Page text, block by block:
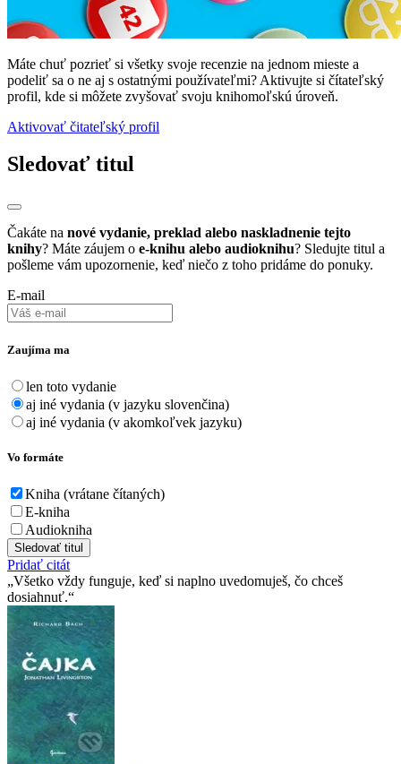
Máte chuť pozrieť si všetky svoje recenzie na jednom mieste a
podeliť sa o ne aj s ostatnými používateľmi? Aktivujte si čítateľský
profil, kde si môžete zvyšovať svoju knihomoľskú úroveň.
Aktivovať čitateľský profil
Sledovať titul
Čakáte na nové vydanie, preklad alebo naskladnenie tejto
knihy? Máte záujem o e-knihu alebo audioknihu? Sledujte titul a
pošleme vám upozornenie, keď niečo z toho pridáme do ponuky.
E-mail
Zaujíma ma
len toto vydanie
aj iné vydania (v jazyku slovenčina)
aj iné vydania (v akomkoľvek jazyku)
Vo formáte
Kniha (vrátane čítaných)
E-kniha
Audiokniha
Sledovať titul
Pridať citát
Všetko vždy funguje, keď si naplno uvedomuješ, čo chceš
dosiahnuť.